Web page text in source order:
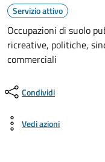
Servizio attivo
Occupazioni di suolo
ricreative, politiche,
commerciali
Condividi
Vedi azioni